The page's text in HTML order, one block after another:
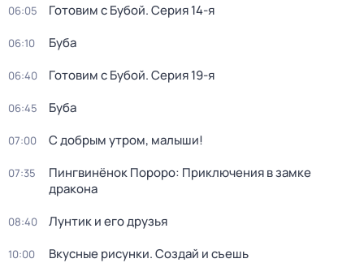
06:05 Готовим с Бубой. Серия 14-я
06:10 Буба
06:40 Готовим с Бубой. Серия 19-я
06:45 Буба
07:00 С добрым утром, малыши!
07:35
Пингвинёнок Пороро: Приключения в замке
дракона
08:40 Лунтик и его друзья
10:00 Вкусные рисунки. Создай и съешь